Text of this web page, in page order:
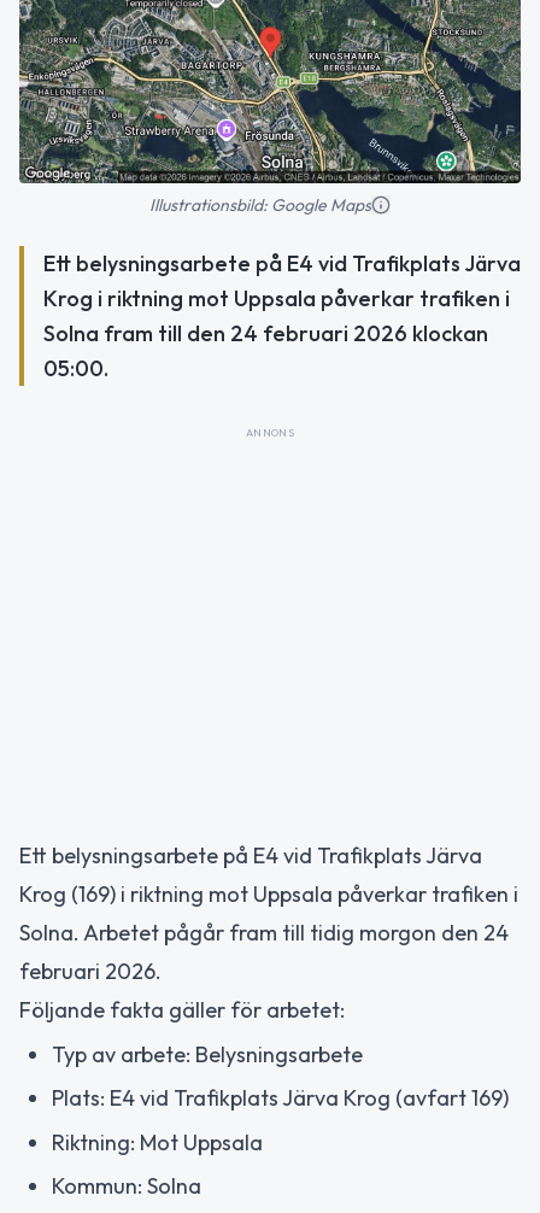
Illustrationsbild: Google Maps
Ett belysningsarbete på E4 vid Trafikplats Järva
Krog i riktning mot Uppsala påverkar trafiken i
Solna fram till den 24 februari 2026 klockan
05:00.
ANNONS
Ett belysningsarbete på E4 vid Trafikplats Järva
Krog (169) i riktning mot Uppsala påverkar trafiken i
Solna. Arbetet pågår fram till tidig morgon den 24
februari 2026.
Följande fakta gäller för arbetet:
Typ av arbete: Belysningsarbete
Plats: E4 vid Trafikplats Järva Krog (avfart 169)
Riktning: Mot Uppsala
Kommun: Solna